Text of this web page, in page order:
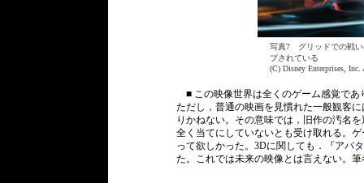
写真7 グリッドでの戦い
プされている
(C) Disney Enterprises,
■ この映像世界は全くのゲーム感覚であ
ただし，普通の映画を見慣れた一般観客
りかねない。その意味では，旧作の汚名
全く当てにしていないとも受け取れる。
って欲しかった。3Dに関しても．『アバ
た。これでは未来の映像とは言えない。